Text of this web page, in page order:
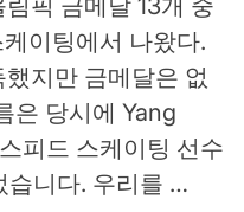
픽 금메달 13개 중
이팅에서 나왔다.
지만 금메달은 없
은 당시에 Yang
피드 스케이팅 선수
습니다. 우리를 …